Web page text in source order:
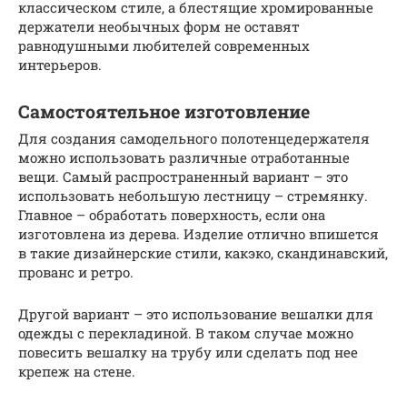
классическом стиле, а блестящие хромированные
держатели необычных форм не оставят
равнодушными любителей современных
интерьеров.
Самостоятельное изготовление
Для создания самодельного полотенцедержателя
можно использовать различные отработанные
вещи. Самый распространенный вариант – это
использовать небольшую лестницу – стремянку.
Главное – обработать поверхность, если она
изготовлена из дерева. Изделие отлично впишется
в такие дизайнерские стили, какэко, скандинавский,
прованс и ретро.
Другой вариант – это использование вешалки для
одежды с перекладиной. В таком случае можно
повесить вешалку на трубу или сделать под нее
крепеж на стене.